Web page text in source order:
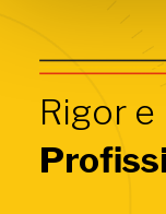
Rigor e